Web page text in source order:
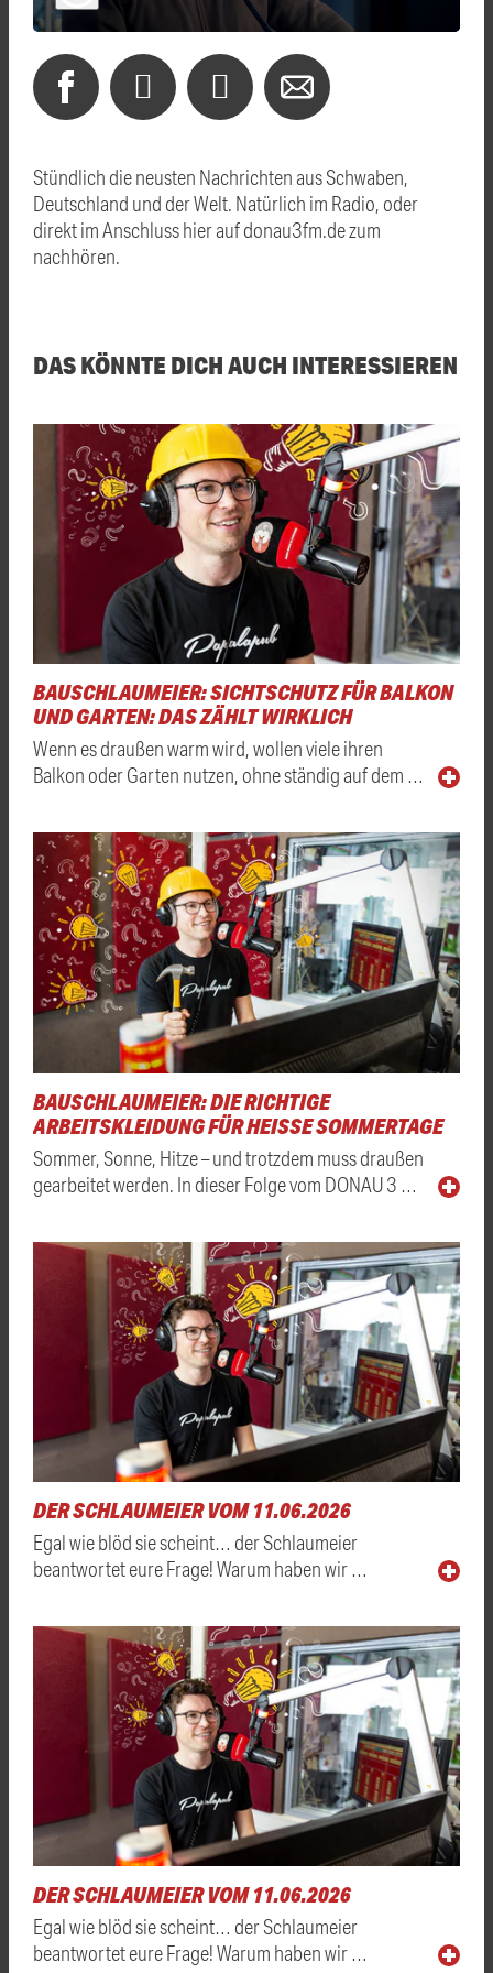
Stündlich die neusten Nachrichten aus Schwaben,
Deutschland und der Welt. Natürlich im Radio, oder
direkt im Anschluss hier auf donau3fm.de zum
nachhören.
DAS KÖNNTE DICH AUCH INTERESSIEREN
BAUSCHLAUMEIER: SICHTSCHUTZ FÜR BALKON
UND GARTEN: DAS ZÄHLT WIRKLICH
Wenn es draußen warm wird, wollen viele ihren
Balkon oder Garten nutzen, ohne ständig auf dem …
BAUSCHLAUMEIER: DIE RICHTIGE
ARBEITSKLEIDUNG FÜR HEISSE SOMMERTAGE
Sommer, Sonne, Hitze – und trotzdem muss draußen
gearbeitet werden. In dieser Folge vom DONAU 3 …
DER SCHLAUMEIER VOM 11.06.2026
Egal wie blöd sie scheint… der Schlaumeier
beantwortet eure Frage! Warum haben wir …
DER SCHLAUMEIER VOM 11.06.2026
Egal wie blöd sie scheint… der Schlaumeier
beantwortet eure Frage! Warum haben wir …